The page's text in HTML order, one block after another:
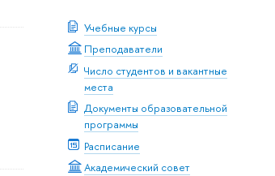
Учебные курсы
Преподаватели
Число студентов и вакантные
места
Документы образовательной
программы
Расписание
Академический совет